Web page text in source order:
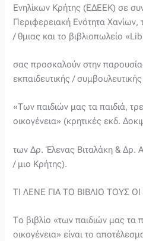
Ενηλίκων Κρήτης (ΕΔΕΕΚ) σε
Περιφερειακή Ενότητα Χανίων,
/ θμιας και το βιβλιοπωλείο
σας προσκαλούν στην
εκπαιδευτικής /
«Των παιδιών μας τα παιδιά,
οικογένεια» (κρητικές εκδ.
των Δρ. Έλενας Βιταλάκη & Δρ.
/ μιο Κρήτης).
ΤΙ ΛΕΝΕ ΓΙΑ ΤΟ ΒΙΒΛΙΟ ΤΟΥΣ
Το βιβλίο «των παιδιών μας τα
οικογένεια» είναι το